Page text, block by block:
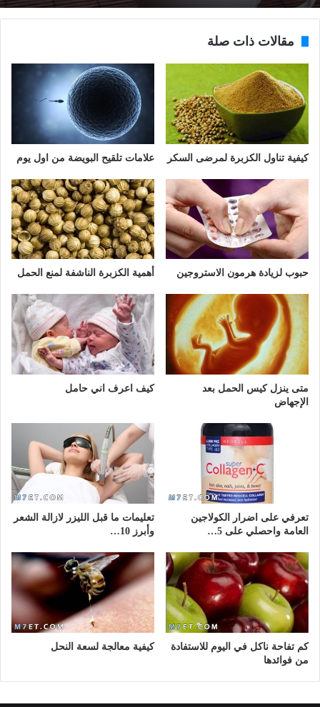
مقالات ذات صلة
كيفية تناول الكزبرة لمرضى السكر علامات تلقيح البويضة من اول يوم
حبوب لزيادة هرمون الاستروجين أهمية الكزبرة الناشفة لمنع الحمل
متى ينزل كيس الحمل بعد
الإجهاض
كيف اعرف اني حامل
تعرفي على اضرار الكولاجين
العامة واحصلي على 5…
تعليمات ما قبل الليزر لازالة الشعر
وأبرز 10…
كم تفاحة ناكل في اليوم للاستفادة
من فوائدها
كيفية معالجة لسعة النحل